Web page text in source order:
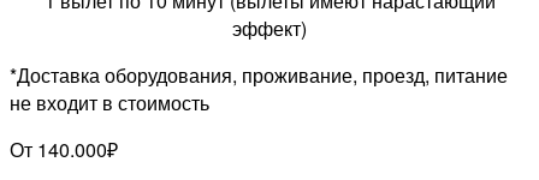
эффект)
*Доставка оборудования, проживание, проезд, питание
не входит в стоимость
От 140.000₽